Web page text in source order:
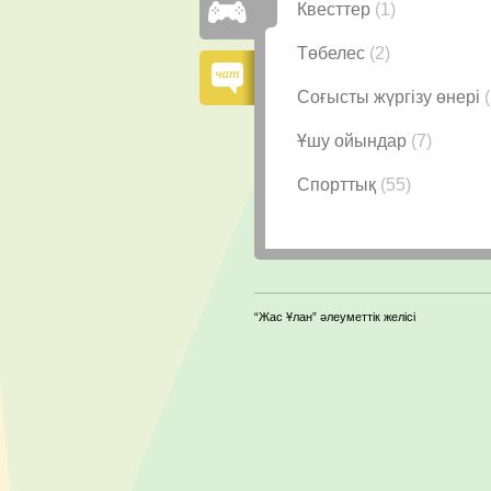
Квесттер (1)
Төбелес (2)
Соғысты жүргізу өнері
Ұшу ойындар (7)
Спорттық (55)
“Жас Ұлан” әлеуметтік желісі